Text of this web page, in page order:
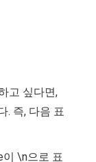
고 싶다면,
. 즉, 다음 표
이 \n으로 표